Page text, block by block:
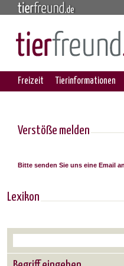
Freizeit Tierinformationen
Verstöße melden
Bitte senden Sie uns eine Email
Lexikon